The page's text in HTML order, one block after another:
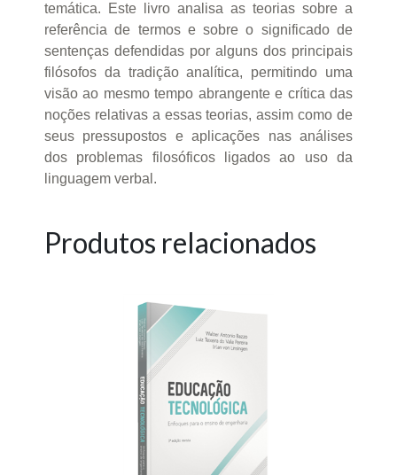
temática. Este livro analisa as teorias sobre a
referência de termos e sobre o significado de
sentenças defendidas por alguns dos principais
filósofos da tradição analítica, permitindo uma
visão ao mesmo tempo abrangente e crítica das
noções relativas a essas teorias, assim como de
seus pressupostos e aplicações nas análises
dos problemas filosóficos ligados ao uso da
linguagem verbal.
Produtos relacionados